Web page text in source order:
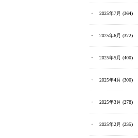
2025年7月 (364)
2025年6月 (372)
2025年5月 (400)
2025年4月 (300)
2025年3月 (278)
2025年2月 (235)